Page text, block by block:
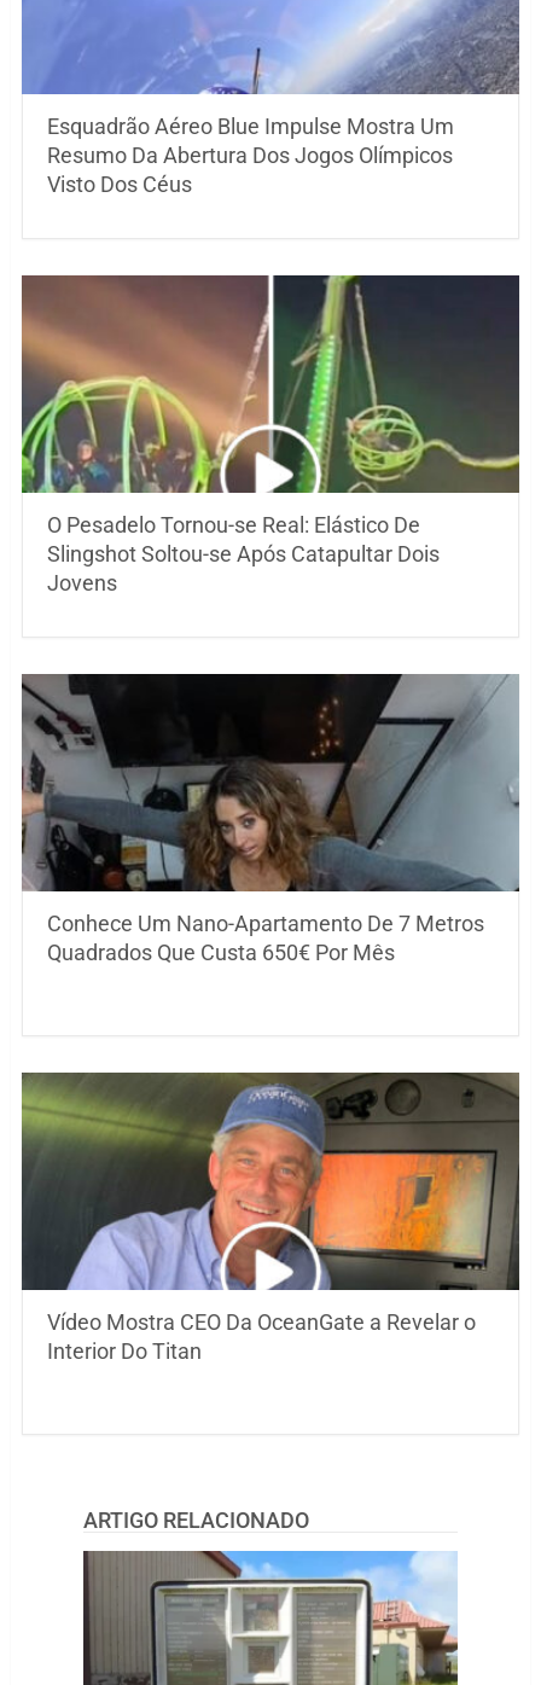
Esquadrão Aéreo Blue Impulse Mostra Um
Resumo Da Abertura Dos Jogos Olímpicos
Visto Dos Céus
O Pesadelo Tornou-se Real: Elástico De
Slingshot Soltou-se Após Catapultar Dois
Jovens
Conhece Um Nano-Apartamento De 7 Metros
Quadrados Que Custa 650€ Por Mês
Vídeo Mostra CEO Da OceanGate a Revelar o
Interior Do Titan
ARTIGO RELACIONADO